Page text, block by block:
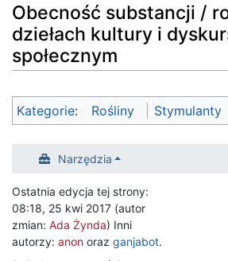
Obecność substancji /
dziełach kultury i
społecznym
Kategorie: Rośliny Stymulanty
Narzędzia
Ostatnia edycja tej strony:
08:18, 25 kwi 2017 (autor
zmian: Ada Żynda) Inni
autorzy: anon oraz ganjabot.